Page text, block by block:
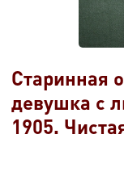
Старинная
девушка с
1905.